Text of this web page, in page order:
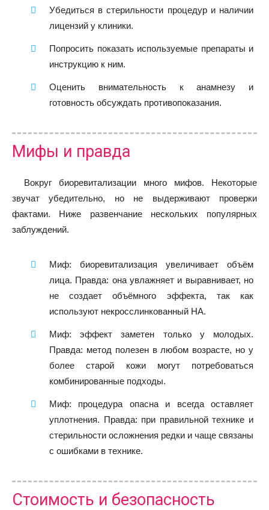
Убедиться в стерильности процедур и наличии
лицензий у клиники.
Попросить показать используемые препараты и
инструкцию к ним.
Оценить внимательность к анамнезу и
готовность обсуждать противопоказания.
Мифы и правда
Вокруг биоревитализации много мифов. Некоторые
звучат убедительно, но не выдерживают проверки
фактами. Ниже развенчание нескольких популярных
заблуждений.
Миф: биоревитализация увеличивает объём
лица. Правда: она увлажняет и выравнивает, но
не создает объёмного эффекта, так как
используют некросслинкованный HA.
Миф: эффект заметен только у молодых.
Правда: метод полезен в любом возрасте, но у
более старой кожи могут потребоваться
комбинированные подходы.
Миф: процедура опасна и всегда оставляет
уплотнения. Правда: при правильной технике и
стерильности осложнения редки и чаще связаны
с ошибками в технике.
Стоимость и безопасность